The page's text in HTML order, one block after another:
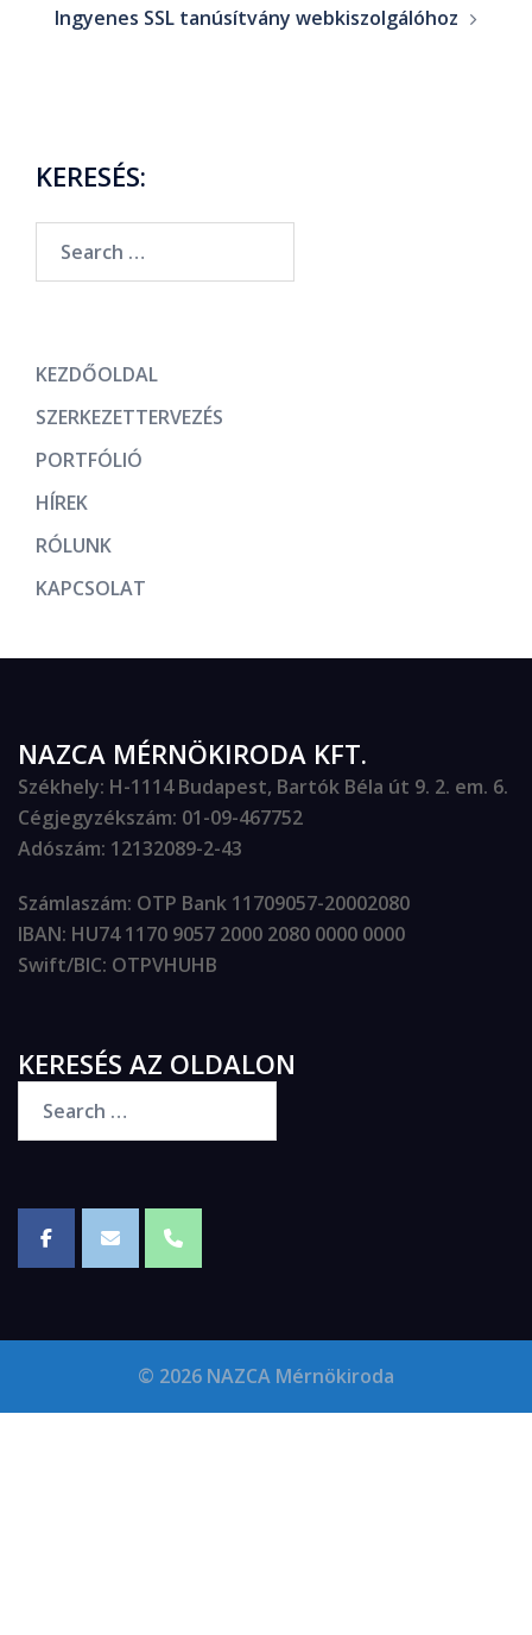
Ingyenes SSL tanúsítvány webkiszolgálóhoz
KERESÉS:
KEZDŐOLDAL
SZERKEZETTERVEZÉS
PORTFÓLIÓ
HÍREK
RÓLUNK
KAPCSOLAT
NAZCA MÉRNÖKIRODA KFT.
Székhely: H-1114 Budapest, Bartók Béla út 9. 2. em. 6.
Cégjegyzékszám: 01-09-467752
Adószám: 12132089-2-43
Számlaszám: OTP Bank 11709057-20002080
IBAN: HU74 1170 9057 2000 2080 0000 0000
Swift/BIC: OTPVHUHB
KERESÉS AZ OLDALON
© 2026 NAZCA Mérnökiroda